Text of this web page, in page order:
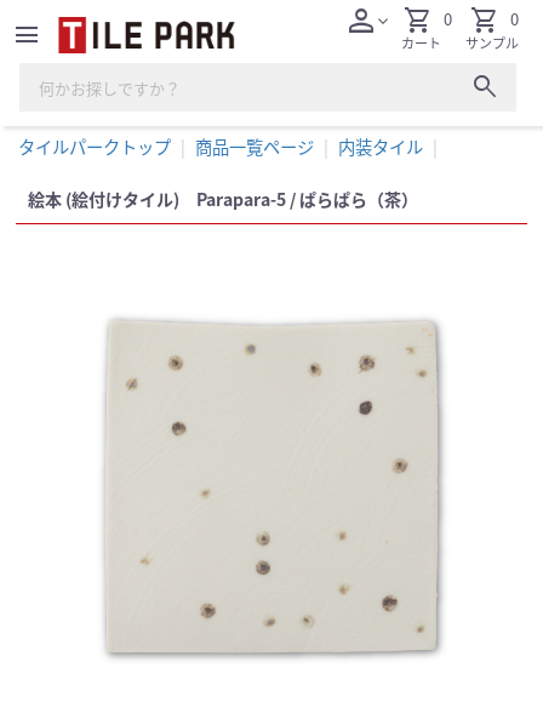
menu
search
personexpand_more shopping_cart
カート
0 shopping_cart
サンプル
0
タイルパークトップ 商品一覧ページ 内装タイル
絵本 (絵付けタイル) Parapara-5 / ぱらぱら（茶）